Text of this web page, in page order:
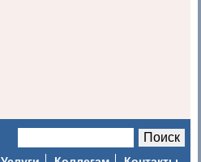
Форма поиска